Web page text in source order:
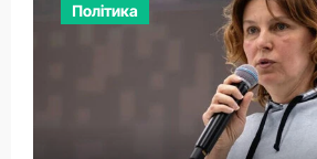
Політика